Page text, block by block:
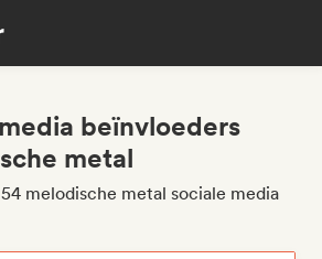
beïnvloeders
metal
melodische metal sociale media